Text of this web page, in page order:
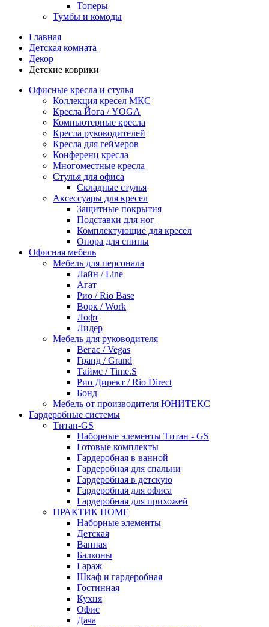
Топеры
Тумбы и комоды
Главная
Детская комната
Декор
Детские коврики
Офисные кресла и стулья
Коллекция кресел МКС
Кресла Йога / YOGA
Компьютерные кресла
Кресла руководителей
Кресла для геймеров
Конференц кресла
Многоместные кресла
Стулья для офиса
Складные стулья
Аксессуары для кресел
Защитные покрытия
Подставки для ног
Комплектующие для кресел
Опора для спины
Офисная мебель
Мебель для персонала
Лайн / Line
Агат
Рио / Rio Base
Ворк / Work
Лофт
Лидер
Мебель для руководителя
Вегас / Vegas
Гранд / Grand
Таймс / Time.S
Рио Директ / Rio Direct
Бонд
Мебель от производителя ЮНИТЕКС
Гардеробные системы
Титан-GS
Наборные элементы Титан - GS
Готовые комплекты
Гардеробная в ванной
Гардеробная для спальни
Гардеробная в детскую
Гардеробная для офиса
Гардеробная для прихожей
ПРАКТИК HOME
Наборные элементы
Детская
Ванная
Балконы
Гараж
Шкаф и гардеробная
Гостинная
Кухня
Офис
Дача